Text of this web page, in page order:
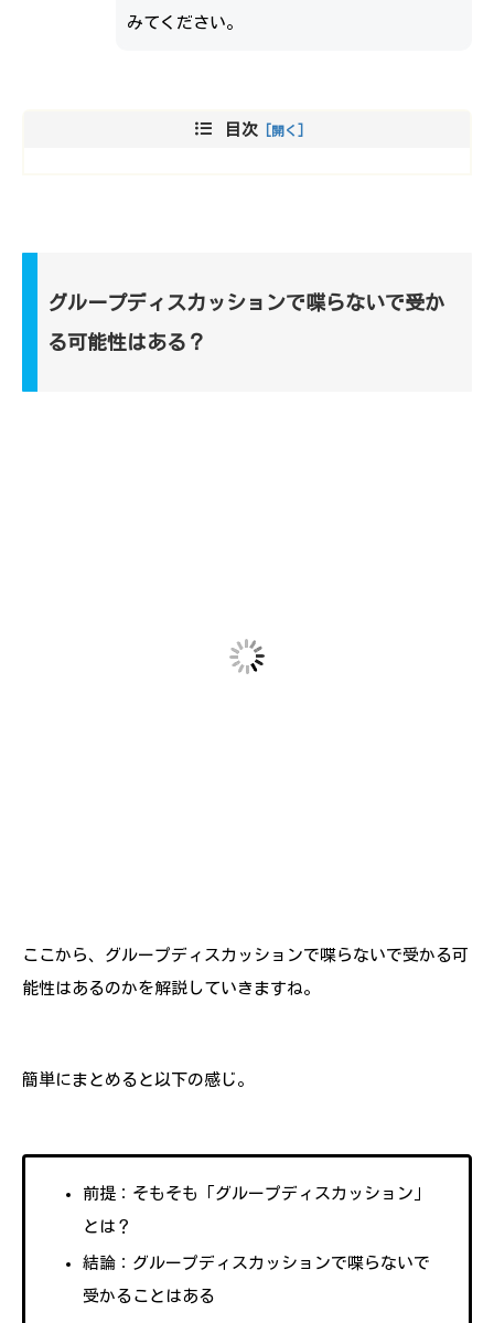
みてください。
目次
グループディスカッションで喋らないで受か
る可能性はある？
ここから、グループディスカッションで喋らないで受かる可
能性はあるのかを解説していきますね。
簡単にまとめると以下の感じ。
前提：そもそも「グループディスカッション」
とは？
結論：グループディスカッションで喋らないで
受かることはある